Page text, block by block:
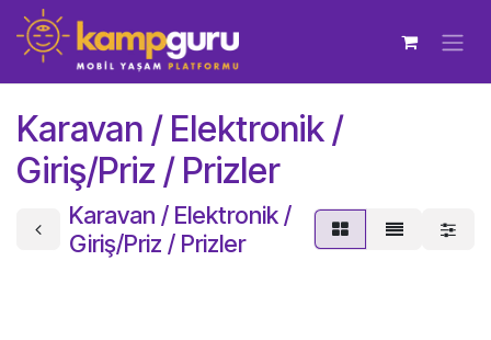
İçereği Atla
Karavan / Elektronik /
Giriş/Priz / Prizler
Karavan / Elektronik /
Giriş/Priz / Prizler